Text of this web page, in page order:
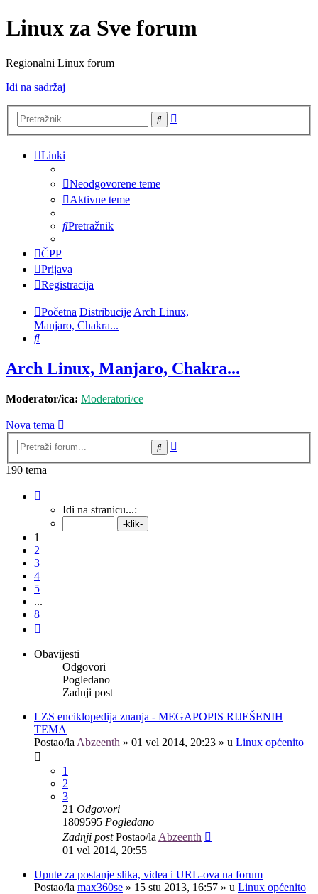
Linux za Sve forum
Regionalni Linux forum
Idi na sadržaj
Pretražnik
Linki
Neodgovorene teme
Aktivne teme
Pretražnik
ČPP
Prijava
Registracija
Početna DistribucijeArch Linux,
Manjaro, Chakra...
Pretražnik
Arch Linux, Manjaro, Chakra...
Moderator/ica: Moderatori/ce
Nova tema
Pretražnik
190 tema
8 Idi na stranicu...:
1
2
3
4
5
...
8
Obavijesti
Odgovori
Pogledano
Zadnji post
LZS enciklopedija znanja - MEGAPOPIS RIJEŠENIH
TEMA
Postao/la Abzeenth » 01 vel 2014, 20:23 » u Linux općenito
1
2
3
21 Odgovori
1809595 Pogledano
Zadnji postPostao/la Abzeenth
01 vel 2014, 20:55
Upute za postanje slika, videa i URL-ova na forum
Postao/la max360se » 15 stu 2013, 16:57 » u Linux općenito